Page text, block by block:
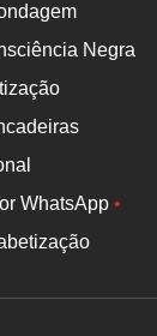
Negra
WhatsApp•